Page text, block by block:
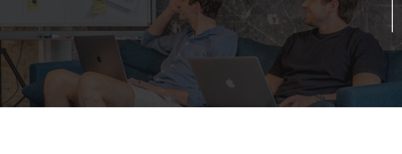
Nyitott pozíciók
GINOP
Pályázat